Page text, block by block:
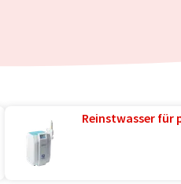
Reinstwasser für